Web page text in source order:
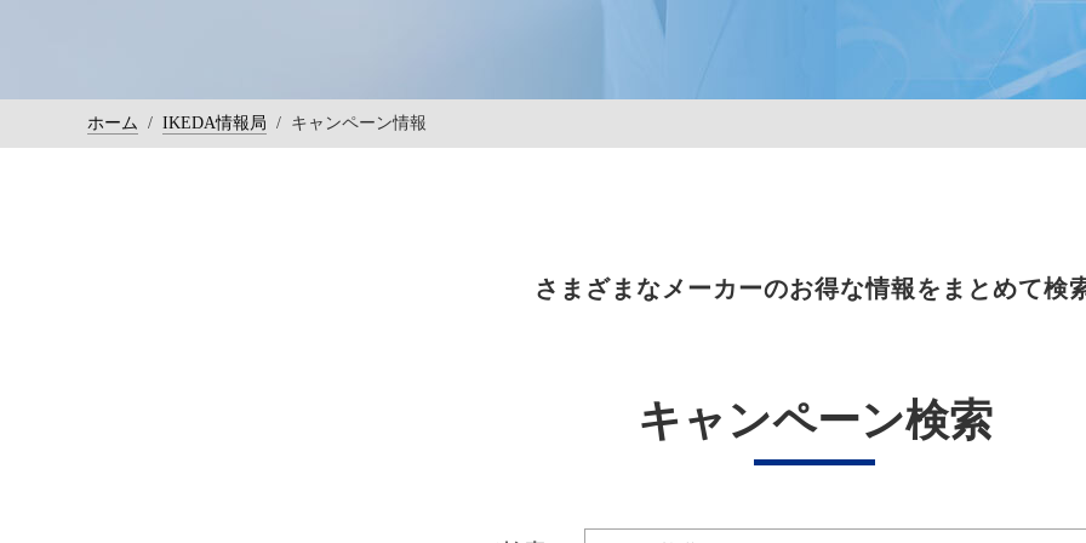
ホーム / IKEDA情報局 / キャンペーン情報
さまざまなメーカーのお得な情報をまとめて検
キャンペーン検索